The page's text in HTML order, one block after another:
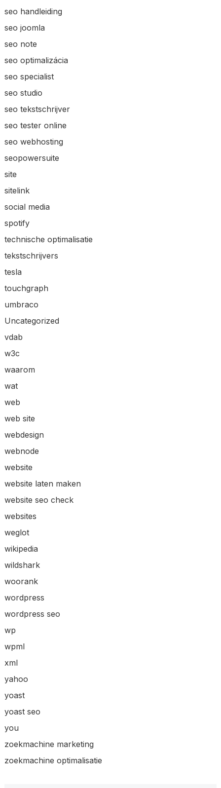
seo handleiding
seo joomla
seo note
seo optimalizácia
seo specialist
seo studio
seo tekstschrijver
seo tester online
seo webhosting
seopowersuite
site
sitelink
social media
spotify
technische optimalisatie
tekstschrijvers
tesla
touchgraph
umbraco
Uncategorized
vdab
w3c
waarom
wat
web
web site
webdesign
webnode
website
website laten maken
website seo check
websites
weglot
wikipedia
wildshark
woorank
wordpress
wordpress seo
wp
wpml
xml
yahoo
yoast
yoast seo
you
zoekmachine marketing
zoekmachine optimalisatie